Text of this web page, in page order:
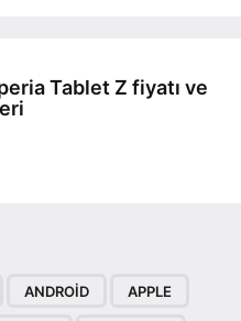
Tablet Z fiyatı ve
ANDROID APPLE